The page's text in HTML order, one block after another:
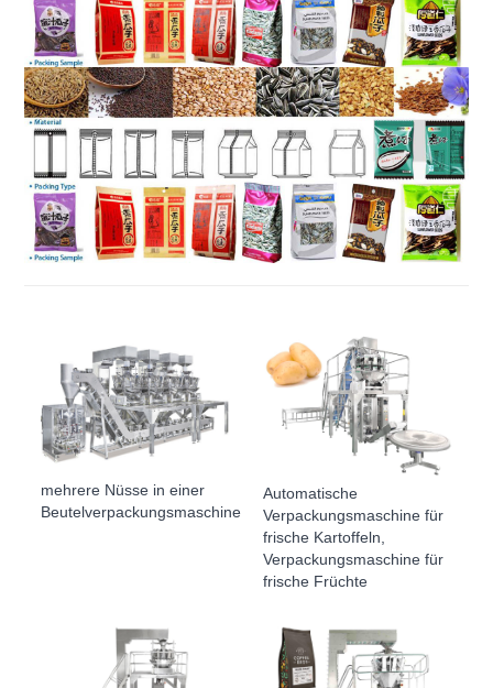
mehrere Nüsse in einer
Beutelverpackungsmaschine
Automatische
Verpackungsmaschine für
frische Kartoffeln,
Verpackungsmaschine für
frische Früchte